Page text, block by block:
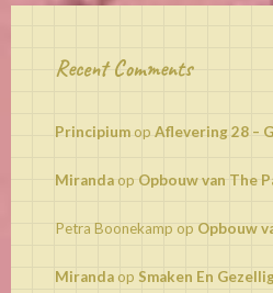
Recent Comments
Principium op Aflevering 28 –
Miranda op Opbouw van The
Petra Boonekamp op Opbouw
Miranda op Smaken En